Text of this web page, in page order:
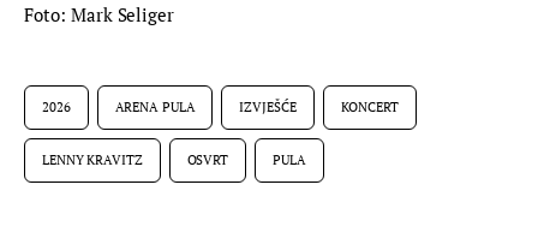
Foto: Mark Seliger
2026 ARENA PULA IZVJEŠĆE KONCERT
LENNY KRAVITZ OSVRT PULA